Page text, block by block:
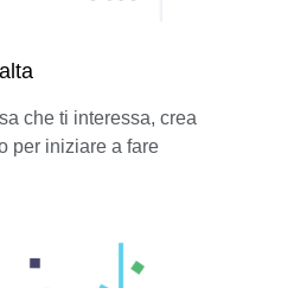
che ti interessa, crea
per iniziare a fare